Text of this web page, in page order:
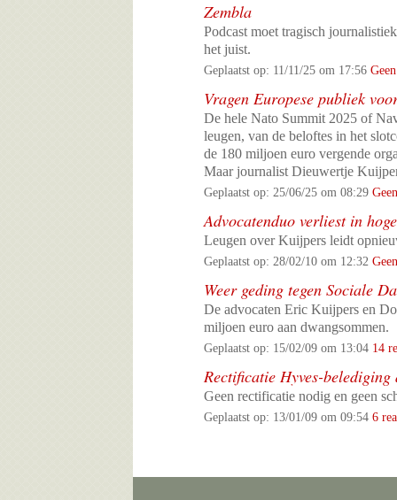
Zembla
Podcast moet tragisch
het juist.
Geplaatst op: 11/11/25 om 17:56
Vragen Europese publiek
De hele Nato Summit 2025 of
leugen, van de beloftes in het
de 180 miljoen euro vergende
Maar journalist Dieuwertje
Geplaatst op: 25/06/25 om 08:29
Advocatenduo verliest in
Leugen over Kuijpers leidt
Geplaatst op: 28/02/10 om 12:32
Weer geding tegen Sociale
De advocaten Eric Kuijpers en
miljoen euro aan dwangsommen.
Geplaatst op: 15/02/09 om 13:04 14
Rectificatie Hyves-belediging
Geen rectificatie nodig en geen
Geplaatst op: 13/01/09 om 09:54 6